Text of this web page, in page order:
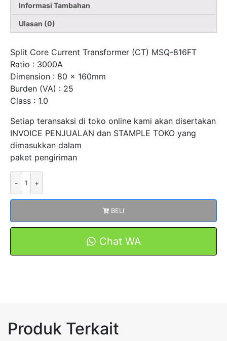
Informasi Tambahan
Ulasan (0)
Split Core Current Transformer (CT) MSQ-816FT
Ratio : 3000A
Dimension : 80 x 160mm
Burden (VA) : 25
Class : 1.0
Setiap teransaksi di toko online kami akan disertakan
INVOICE PENJUALAN dan STAMPLE TOKO yang
dimasukkan dalam
paket pengiriman
Core
MSQ-
BELI
Chat WA
Produk Terkait